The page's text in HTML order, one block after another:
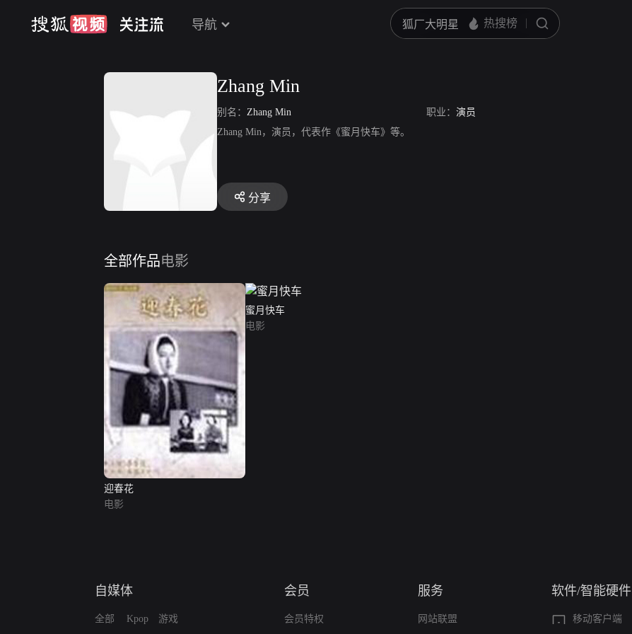
导航
Zhang Min
别名： Zhang Min 职业： 演员
Zhang Min，演员，代表作《蜜月快车》等。
分享
全部作品电影
迎春花
电影
蜜月快车
电影
自媒体
全部 Kpop 游戏
会员
会员特权
服务
网站联盟
软件/智能硬件
移动客户端